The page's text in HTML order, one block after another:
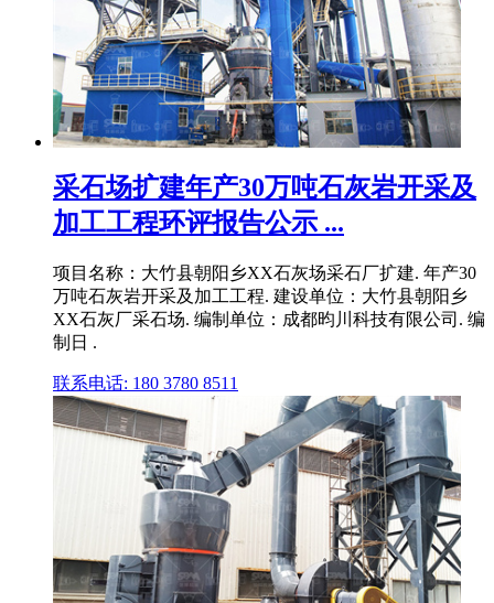
采石场扩建年产30万吨石灰岩开采及
加工工程环评报告公示 ...
项目名称：大竹县朝阳乡XX石灰场采石厂扩建. 年产30
万吨石灰岩开采及加工工程. 建设单位：大竹县朝阳乡
XX石灰厂采石场. 编制单位：成都昀川科技有限公司. 编
制日 .
联系电话: 180 3780 8511